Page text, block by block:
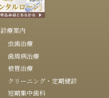
診療案内
虫歯治療
歯周病治療
根管治療
クリーニング・定期健診
短期集中歯科